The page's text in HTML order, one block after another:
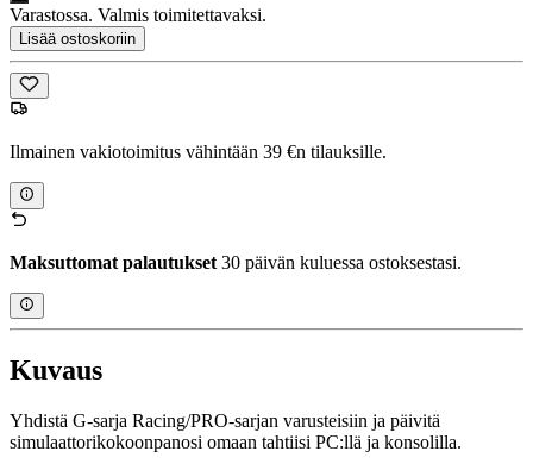
Varastossa. Valmis toimitettavaksi.
Lisää ostoskoriin
Ilmainen vakiotoimitus vähintään 39 €n tilauksille.
Maksuttomat palautukset 30 päivän kuluessa ostoksestasi.
Kuvaus
Yhdistä G-sarja Racing/PRO-sarjan varusteisiin ja päivitä
simulaattorikokoonpanosi omaan tahtiisi PC:llä ja konsolilla.